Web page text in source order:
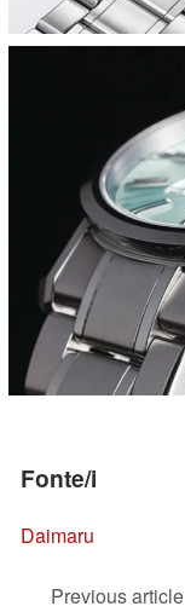
Fonte/i
Daimaru
Previous article